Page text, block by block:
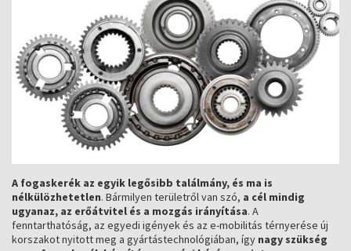
A fogaskerék az egyik legősibb találmány, és ma is
nélkülözhetetlen. Bármilyen területről van szó, a cél mindig
ugyanaz, az erőátvitel és a mozgás irányítása. A
fenntarthatóság, az egyedi igények és az e-mobilitás térnyerése új
korszakot nyitott meg a gyártástechnológiában, így nagy szükség